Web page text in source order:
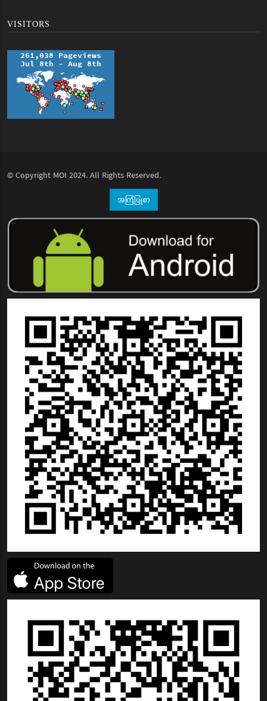
VISITORS
© Copyright MOI 2024. All Rights Reserved.
အကြံပြုစာ